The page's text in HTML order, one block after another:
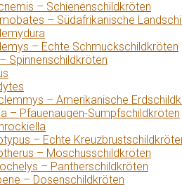
– Schienenschildkröten
– Südafrikanische
– Echte Schmuckschildkröten
Spinnenschildkröten
– Amerikanische
– Pfauenaugen-Sumpfschildkröten
– Echte
– Moschusschildkröten
– Pantherschildkröten
– Dosenschildkröten